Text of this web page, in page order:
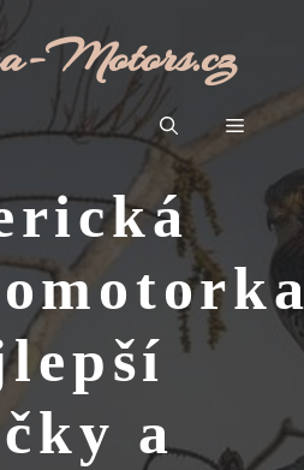
Motors.cz
Menu
a